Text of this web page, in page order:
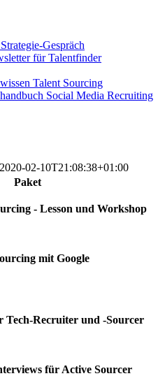
Gespräch
für Talentfinder
Talent Sourcing
Social Media Recruiting
2020-02-10T21:08:38+01:00
Paket
- Lesson und Workshop
mit Google
Tech-Recruiter und -Sourcer
für Active Sourcer